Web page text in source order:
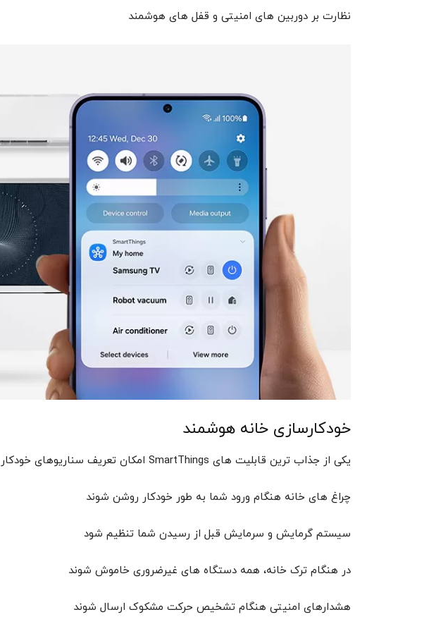
نظارت بر دوربین های امنیتی و قفل های هوشمند
خودکارسازی خانه هوشمند
یکی از جذاب ترین قابلیت های SmartThings امکان تعریف سناریوهای خودکار است. به عنوان مثال:
چراغ های خانه هنگام ورود شما به طور خودکار روشن شوند
سیستم گرمایش و سرمایش قبل از رسیدن شما تنظیم شود
در هنگام ترک خانه، همه دستگاه های غیرضروری خاموش شوند
هشدارهای امنیتی هنگام تشخیص حرکت مشکوک ارسال شوند